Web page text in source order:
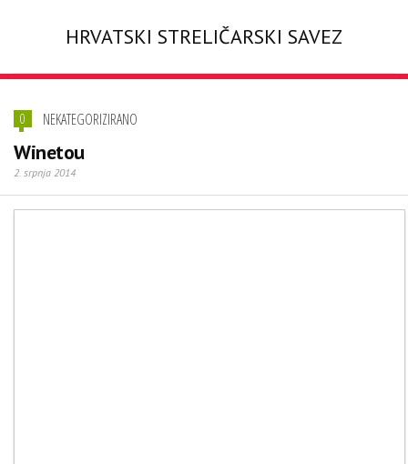
HRVATSKI STRELIČARSKI SAVEZ
0 NEKATEGORIZIRANO
Winetou
2. srpnja 2014